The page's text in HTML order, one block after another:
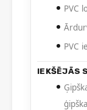
PVC
PVC
IEKŠĒJĀS